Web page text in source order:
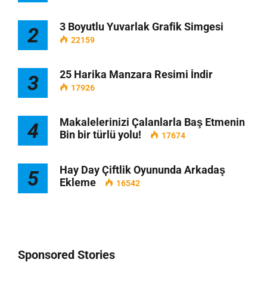
2 3 Boyutlu Yuvarlak Grafik Simgesi
22159
3 25 Harika Manzara Resimi İndir
17926
4
Makalelerinizi Çalanlarla Baş Etmenin
Bin bir türlü yolu!
17674
5
Hay Day Çiftlik Oyununda Arkadaş
Ekleme
16542
Sponsored Stories